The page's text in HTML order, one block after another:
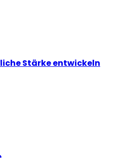
Stärke entwickeln